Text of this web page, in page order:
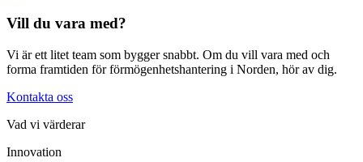
Vill du vara med?
Vi är ett litet team som bygger snabbt. Om du vill vara med och
forma framtiden för förmögenhetshantering i Norden, hör av dig.
Kontakta oss
Vad vi värderar
Innovation